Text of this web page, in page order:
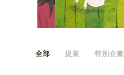
全部 提案 特別企畫